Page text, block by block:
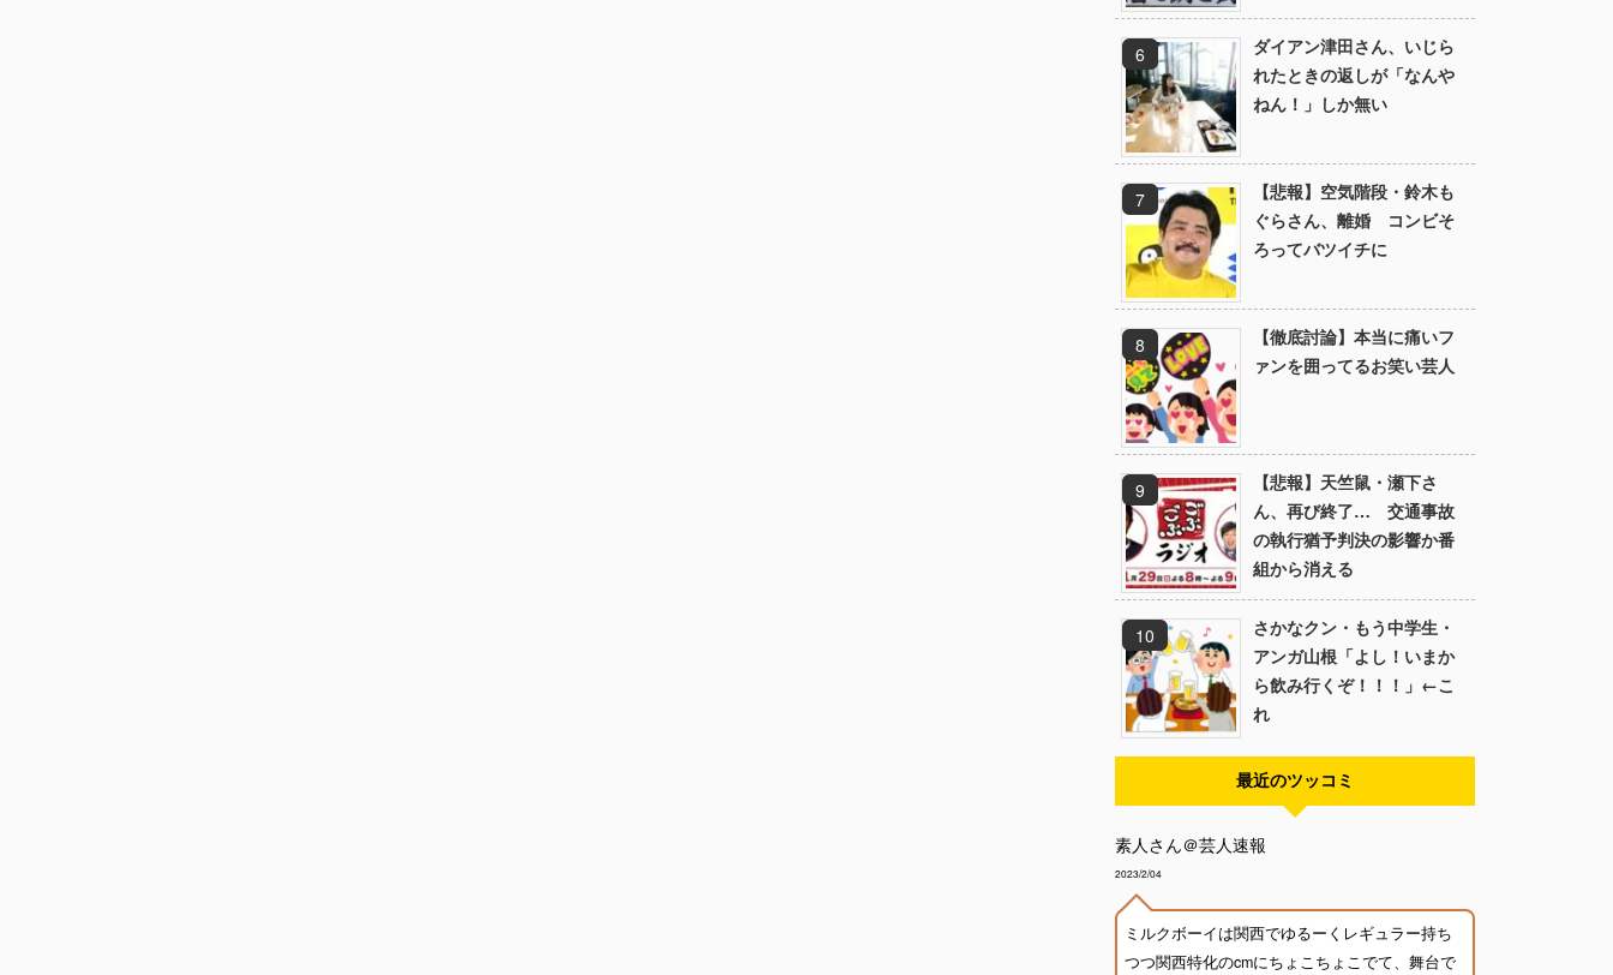
ダイアン津田さん、いじら
れたときの返しが「なんや
ねん！」しか無い
【悲報】空気階段・鈴木も
ぐらさん、離婚 コンビそ
ろってバツイチに
【徹底討論】本当に痛いフ
ァンを囲ってるお笑い芸人
【悲報】天竺鼠・瀬下さ
ん、再び終了… 交通事故
の執行猶予判決の影響か番
組から消える
さかなクン・もう中学生・
アンガ山根「よし！いまか
ら飲み行くぞ！！！」←こ
れ
最近のツッコミ
素人さん＠芸人速報
2023/2/04
ミルクボーイは関西でゆるーくレギュラー持ち
つつ関西特化のcmにちょこちょこでて、舞台で